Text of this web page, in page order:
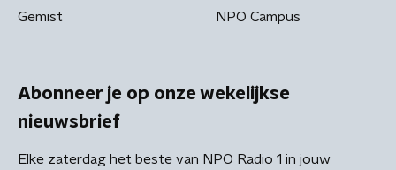
Gemist NPO Campus
Abonneer je op onze wekelijkse
nieuwsbrief
Elke zaterdag het beste van NPO Radio 1 in jouw